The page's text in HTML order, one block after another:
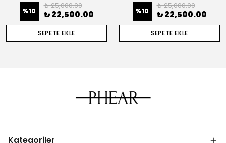
%10
₺ 25,000.00
₺ 22,500.00
SEPETE EKLE
%10
₺ 25,000.00
₺ 22,500.00
SEPETE EKLE
Kategoriler